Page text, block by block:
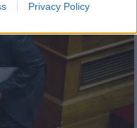
Privacy Policy